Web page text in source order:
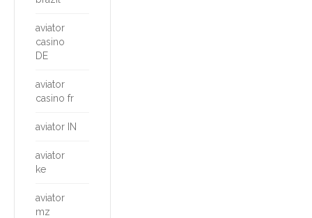
aviator
casino
DE
aviator
casino fr
aviator IN
aviator
ke
aviator
mz